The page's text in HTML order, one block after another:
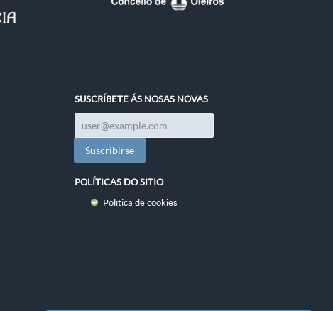
SUSCRÍBETE ÁS NOSAS NOVAS
POLÍTICAS DO SITIO
Política de cookies